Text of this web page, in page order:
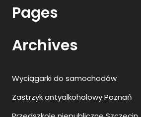
Pages
Archives
Wyciągarki do samochodów
Zastrzyk antyalkoholowy Poznań